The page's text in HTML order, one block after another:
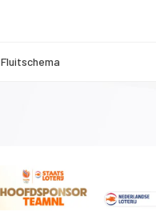
Fluitschema